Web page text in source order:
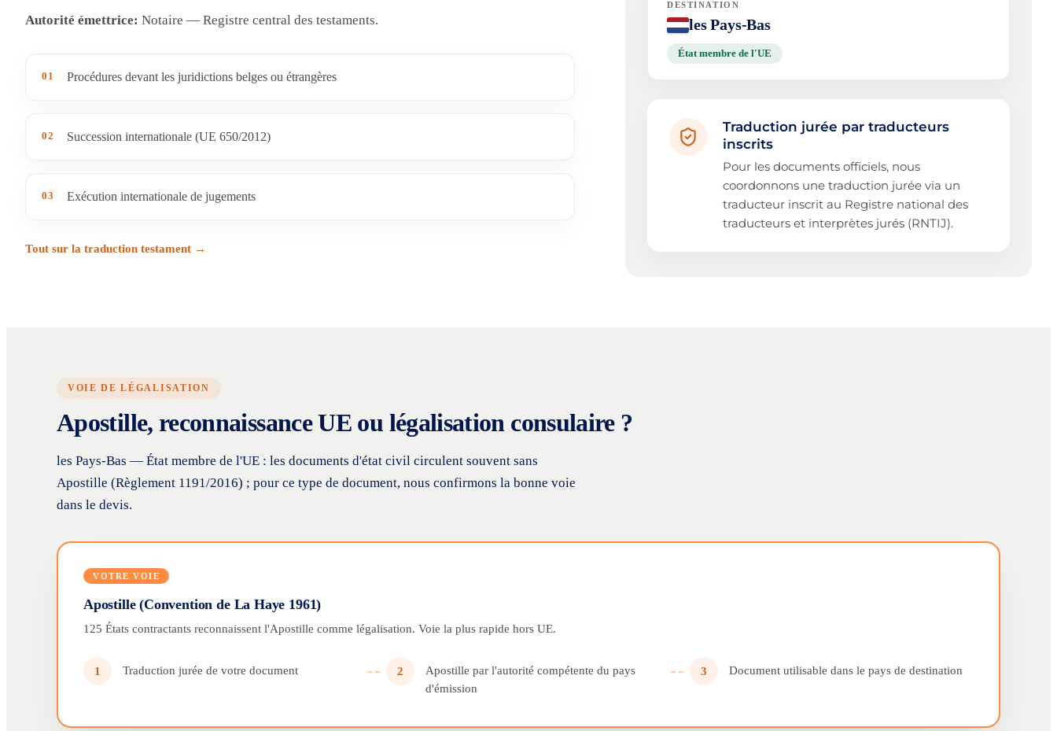
Autorité émettrice: Notaire — Registre central des testaments.
01 Procédures devant les juridictions belges ou étrangères
02 Succession internationale (UE 650/2012)
03 Exécution internationale de jugements
Tout sur la traduction testament →
DESTINATION
les Pays-Bas
État membre de l'UE
Traduction jurée par traducteurs
inscrits
Pour les documents officiels, nous
coordonnons une traduction jurée via un
traducteur inscrit au Registre national des
traducteurs et interprètes jurés (RNTIJ).
VOIE DE LÉGALISATION
Apostille, reconnaissance UE ou légalisation consulaire ?
les Pays-Bas — État membre de l'UE : les documents d'état civil circulent souvent sans
Apostille (Règlement 1191/2016) ; pour ce type de document, nous confirmons la bonne voie
dans le devis.
VOTRE VOIE
Apostille (Convention de La Haye 1961)
125 États contractants reconnaissent l'Apostille comme légalisation. Voie la plus rapide hors UE.
1 Traduction jurée de votre document 2
Apostille par l'autorité compétente du pays
d'émission
3 Document utilisable dans le pays de destination